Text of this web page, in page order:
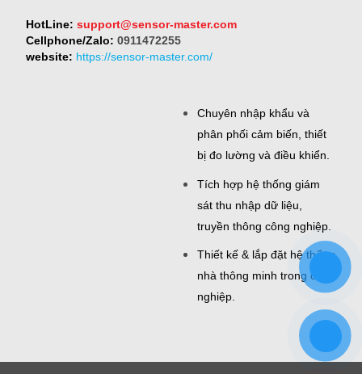
HotLine: support@sensor-master.com
Cellphone/Zalo: 0911472255
website: https://sensor-master.com/
Chuyên nhập khẩu và
phân phối cảm biến, thiết
bị đo lường và điều khiển.
Tích hợp hệ thống giám
sát thu nhập dữ liệu,
truyền thông công nghiệp.
Thiết kế & lắp đặt hệ thống
nhà thông minh trong công
nghiệp.